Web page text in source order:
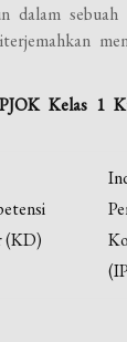
dalam sebuah
Kelas 1
(KD)